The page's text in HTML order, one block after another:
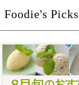
Foodie's Picks